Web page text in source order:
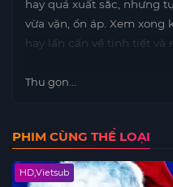
hay quá xuất sắc, nhưng
vừa vặn, ổn áp. Xem
hay lấn cấn về tình tiết và
Thu gọn...
PHIM CÙNG THỂ LOẠI
HD,Vietsub